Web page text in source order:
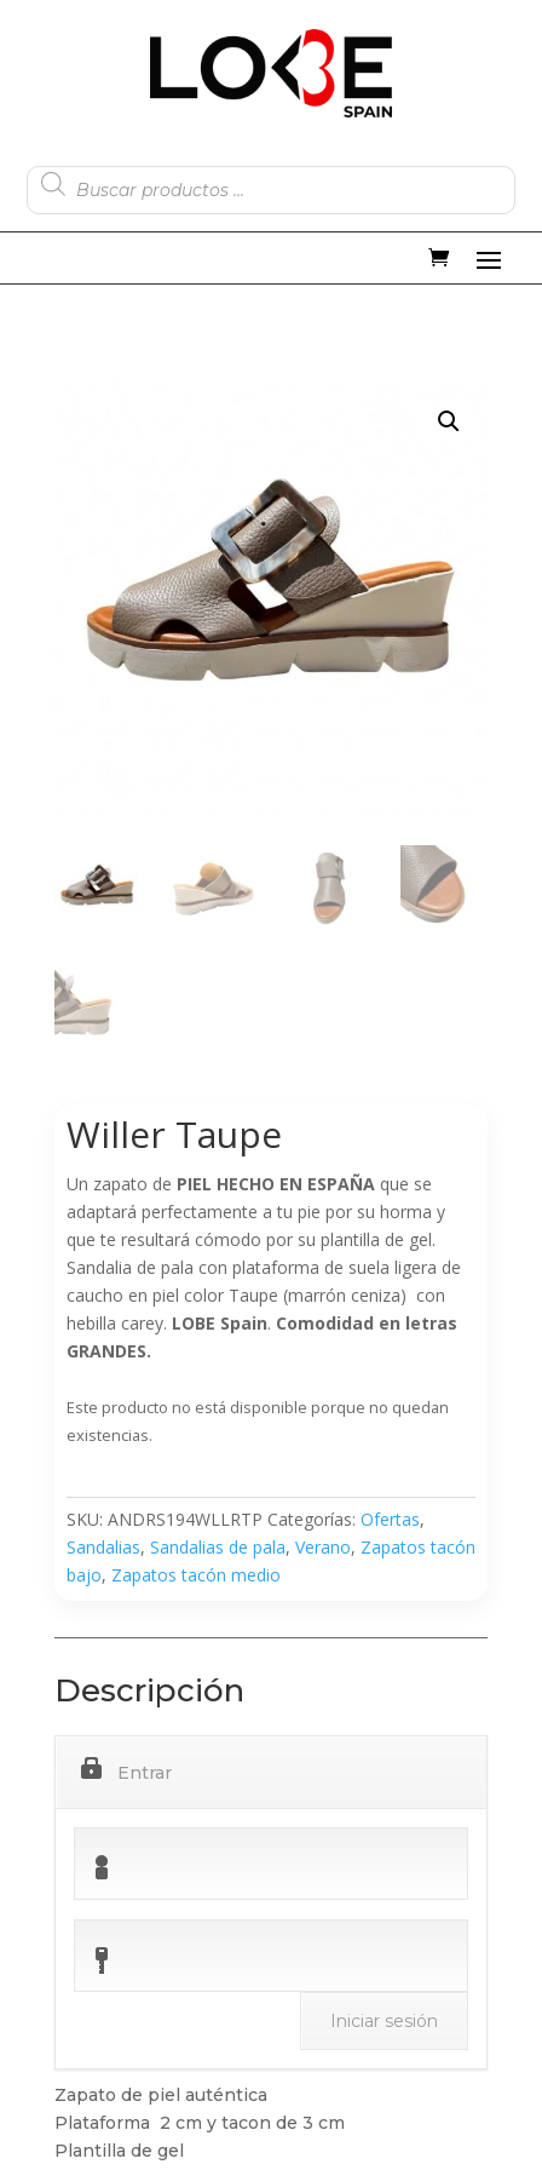
de
productos
Willer Taupe
Un zapato de PIEL HECHO EN ESPAÑAque se
adaptará perfectamente a tu pie por su horma y
que te resultará cómodo por su plantilla de gel.
Sandalia de pala con plataforma de suela ligera de
caucho en piel color Taupe (marrón ceniza) con
hebilla carey. LOBE Spain. Comodidad en letras
GRANDES.
Este producto no está disponible porque no quedan
existencias.
SKU: ANDRS194WLLRTP Categorías: Ofertas,
Sandalias, Sandalias de pala, Verano, Zapatos tacón
bajo, Zapatos tacón medio
Descripción
Entrar
Zapato de piel auténtica
Plataforma 2 cm y tacon de 3 cm
Plantilla de gel